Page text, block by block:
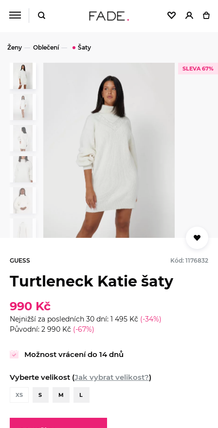
Ženy Oblečení Šaty
SLEVA 67%
GUESS Kód: 1176832
Turtleneck Katie šaty
990 Kč
Nejnižší za posledních 30 dní: 1 495 Kč (-34%)
Původní: 2 990 Kč (-67%)
Možnost vrácení do 14 dnů
Vyberte velikost (Jak vybrat velikost?)
XS S M L